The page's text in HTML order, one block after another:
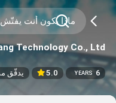
Technology Co., Ltd
6
YEARS
5.0 يدقّق